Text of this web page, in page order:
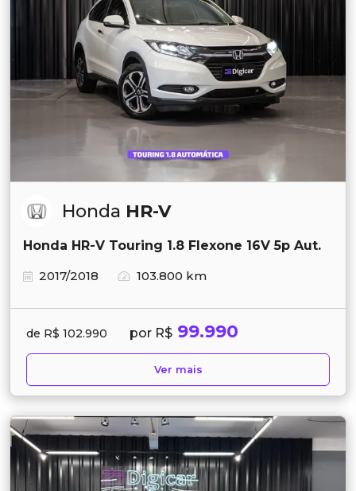
Honda HR-V
Honda HR-V Touring 1.8 Flexone 16V 5p Aut.
2017/2018
103.800 km
de R$ 102.990 por R$ 99.990
Ver mais